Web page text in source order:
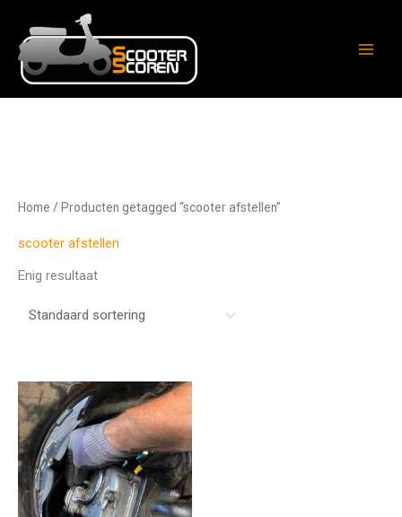
naar
inhoud
Home / Producten getagged “scooter afstellen”
scooter afstellen
Enig resultaat